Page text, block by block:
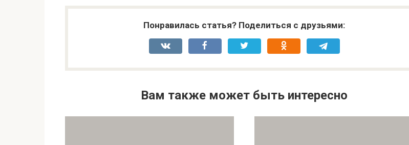
Понравилась статья? Поделиться с друзьями:
Вам также может быть интересно